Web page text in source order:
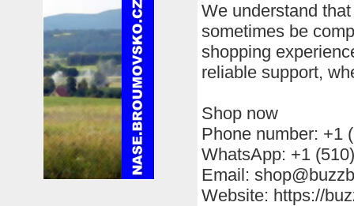
We understand
sometimes be
shopping
reliable support,
Shop now
Phone number: +1
WhatsApp: +1
Email:
Website: https://